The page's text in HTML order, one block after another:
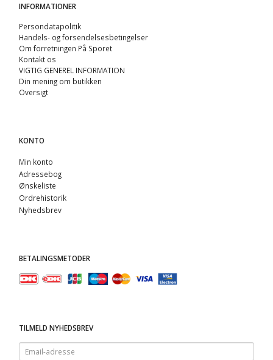
INFORMATIONER
Persondatapolitik
Handels- og forsendelsesbetingelser
Om forretningen På Sporet
Kontakt os
VIGTIG GENEREL INFORMATION
Din mening om butikken
Oversigt
KONTO
Min konto
Adressebog
Ønskeliste
Ordrehistorik
Nyhedsbrev
BETALINGSMETODER
TILMELD NYHEDSBREV
Email-
adresse